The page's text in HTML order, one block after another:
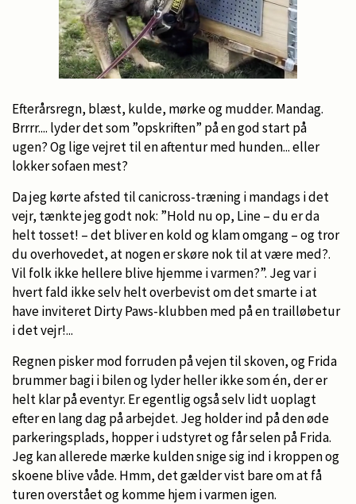
Efterårsregn, blæst, kulde, mørke og mudder. Mandag.
Brrrr.... lyder det som ”opskriften” på en god start på
ugen? Og lige vejret til en aftentur med hunden... eller
lokker sofaen mest?
Da jeg kørte afsted til canicross-træning i mandags i det
vejr, tænkte jeg godt nok: ”Hold nu op, Line – du er da
helt tosset! – det bliver en kold og klam omgang – og tror
du overhovedet, at nogen er skøre nok til at være med?.
Vil folk ikke hellere blive hjemme i varmen?”. Jeg var i
hvert fald ikke selv helt overbevist om det smarte i at
have inviteret Dirty Paws-klubben med på en trailløbetur
i det vejr!...
Regnen pisker mod forruden på vejen til skoven, og Frida
brummer bagi i bilen og lyder heller ikke som én, der er
helt klar på eventyr. Er egentlig også selv lidt uoplagt
efter en lang dag på arbejdet. Jeg holder ind på den øde
parkeringsplads, hopper i udstyret og får selen på Frida.
Jeg kan allerede mærke kulden snige sig ind i kroppen og
skoene blive våde. Hmm, det gælder vist bare om at få
turen overstået og komme hjem i varmen igen.